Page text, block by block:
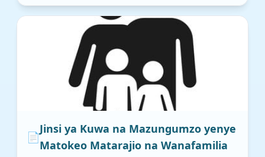
📄
Jinsi ya Kuwa na Mazungumzo yenye
Matokeo Matarajio na Wanafamilia